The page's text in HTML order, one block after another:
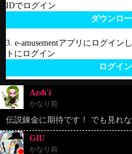
IDでログイン
ダウンロ
3. e-amusementアプリにログイン
トにログイン
ログイ
Azsh'i
かなり前
伝説錬金に期待です！ でも見れ
GIU
かなり前